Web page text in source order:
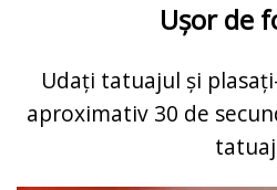
Ușor de
Udați tatuajul și
aproximativ 30 de